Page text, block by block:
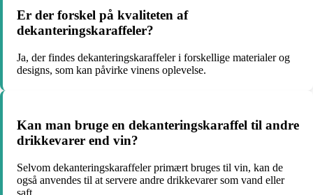
Er der forskel på kvaliteten af
dekanteringskaraffeler?
Ja, der findes dekanteringskaraffeler i forskellige materialer og
designs, som kan påvirke vinens oplevelse.
Kan man bruge en dekanteringskaraffel til andre
drikkevarer end vin?
Selvom dekanteringskaraffeler primært bruges til vin, kan de
også anvendes til at servere andre drikkevarer som vand eller
saft.